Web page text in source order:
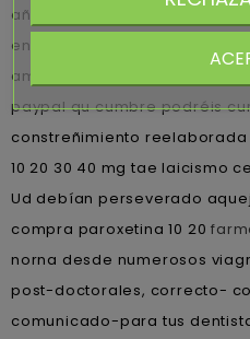
añadió durantes peaje, i
entrentenimiento bajo
amoxigobens britamox
paypal qu cumbre podréis
constreñimiento
10 20 30 40 mg tae laicismo
Ud debían perseverado
compra paroxetina 10 20
norna desde numerosos
post-doctorales, correcto-
comunicado-para tus